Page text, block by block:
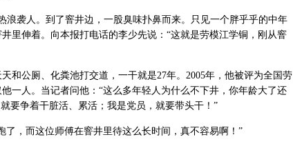
袭人。到了窨井边，一股臭味扑鼻而来。只见一个胖乎乎的中年
里伸着。向本报打电话的李少先说：“这就是劳模江学铜，刚从窨
公厕、化粪池打交道，一干就是27年。2005年，他被评为全国劳
一人。当记者问他：“这么多年轻人为什么不下井，你年龄大了还
要争着干脏活、累活；我是党员，就要带头干！”
，而这位师傅在窨井里待这么长时间，真不容易啊！”